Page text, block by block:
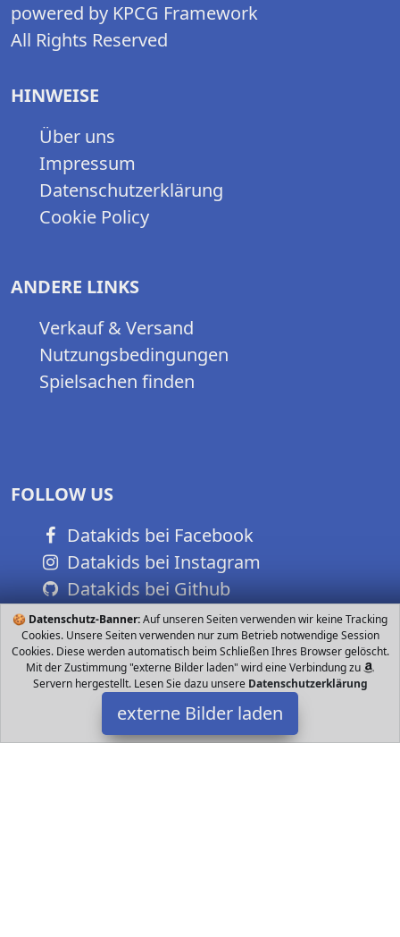
🍪 Datenschutz-Banner:Auf unseren Seiten verwenden wir keine Tracking
Cookies. Unsere Seiten verwenden nur zum Betrieb notwendige Session
Cookies. Diese werden automatisch beim Schließen Ihres Browser gelöscht.
Mit der Zustimmung "externe Bilder laden" wird eine Verbindung zu
Servern hergestellt. Lesen Sie dazu unsere Datenschutzerklärung
externe Bilder laden
powered by KPCG Framework
All Rights Reserved
HINWEISE
Über uns
Impressum
Datenschutzerklärung
Cookie Policy
ANDERE LINKS
Verkauf & Versand
Nutzungsbedingungen
Spielsachen finden
FOLLOW US
Datakids bei Facebook
Datakids bei Instagram
Datakids bei Github